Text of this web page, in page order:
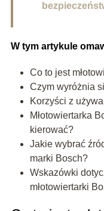
W tym artykule
Co to jest
Czym wyróżnia
Korzyści z
Młotowiertarka
kierować?
Jakie wybrać
marki Bosch?
Wskazówki
młotowiertarki